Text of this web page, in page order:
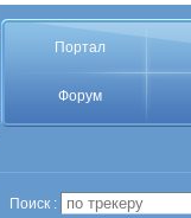
Портал
Форум
Поиск :